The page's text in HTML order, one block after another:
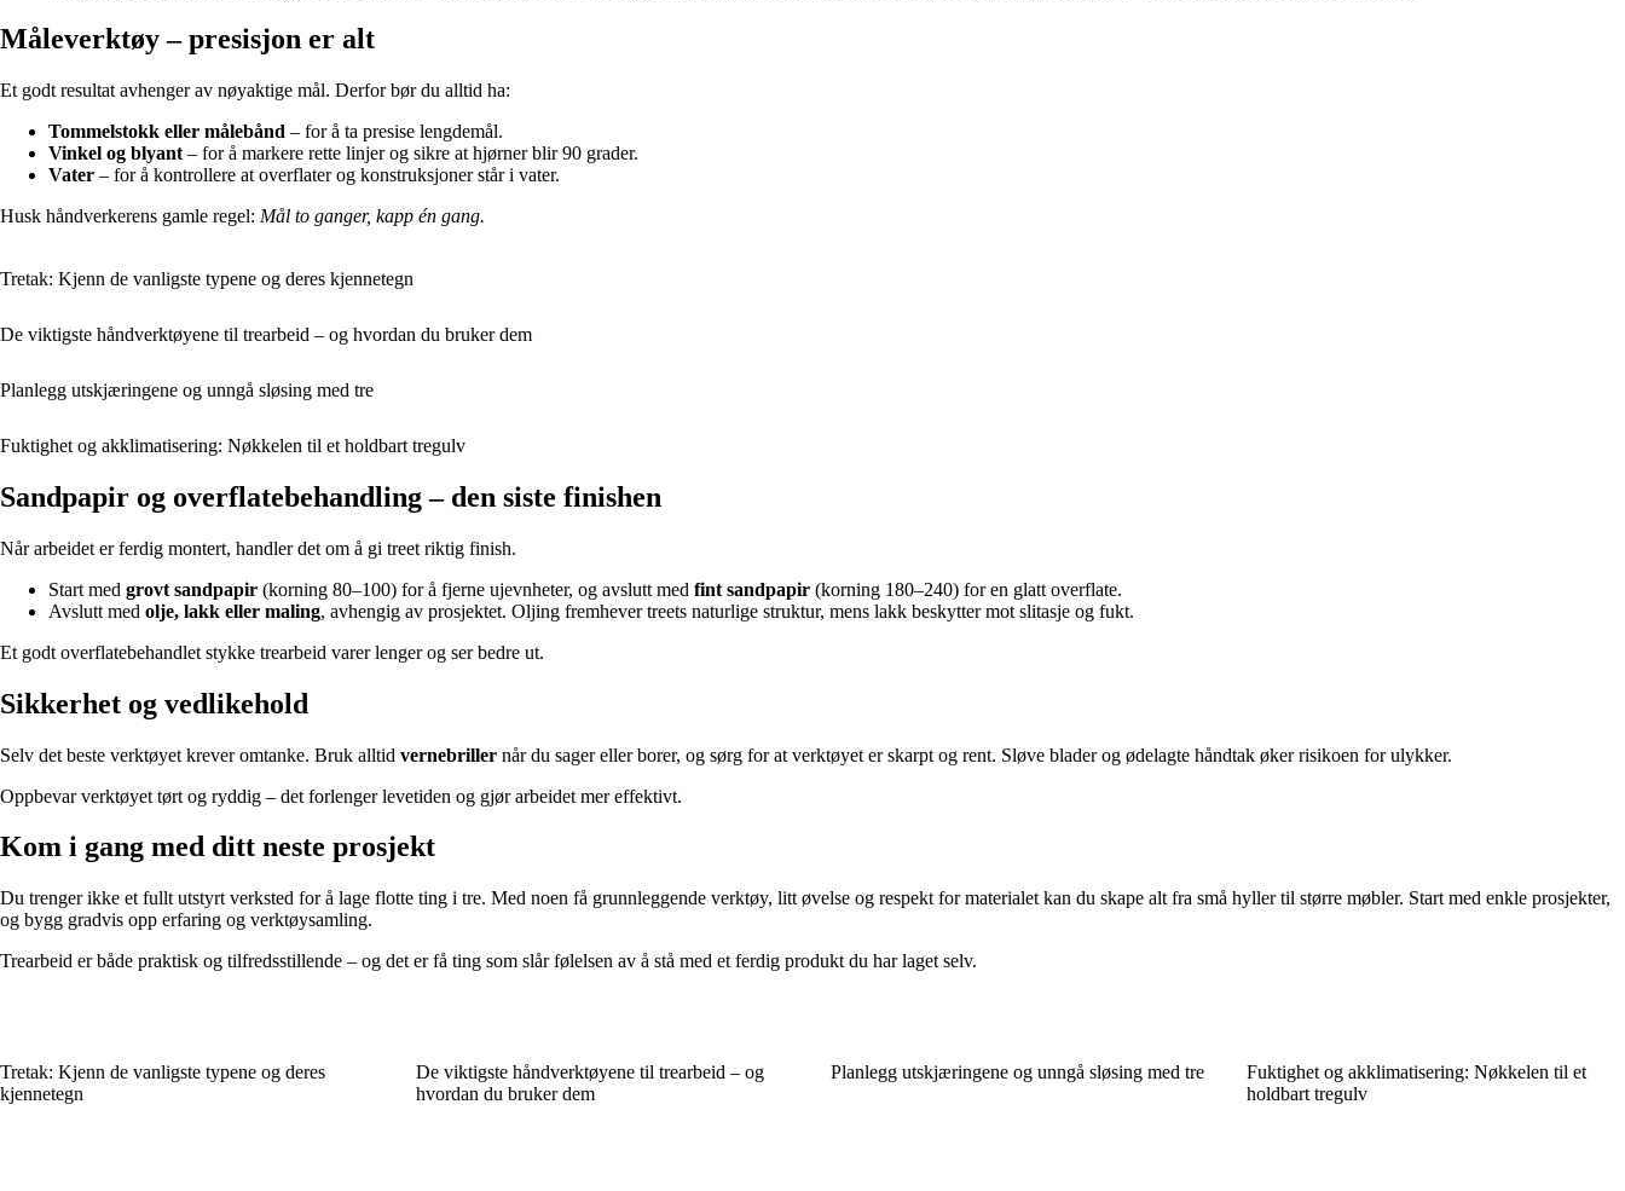
Måleverktøy – presisjon er alt
Et godt resultat avhenger av nøyaktige mål. Derfor bør du alltid ha:
Tommelstokk eller målebånd – for å ta presise lengdemål.
Vinkel og blyant – for å markere rette linjer og sikre at hjørner blir 90 grader.
Vater – for å kontrollere at overflater og konstruksjoner står i vater.
Husk håndverkerens gamle regel: Mål to ganger, kapp én gang.
Tretak: Kjenn de vanligste typene og deres kjennetegn
De viktigste håndverktøyene til trearbeid – og hvordan du bruker dem
Planlegg utskjæringene og unngå sløsing med tre
Fuktighet og akklimatisering: Nøkkelen til et holdbart tregulv
Sandpapir og overflatebehandling – den siste finishen
Når arbeidet er ferdig montert, handler det om å gi treet riktig finish.
Start med grovt sandpapir (korning 80–100) for å fjerne ujevnheter, og avslutt med fint sandpapir (korning 180–240) for en glatt overflate.
Avslutt med olje, lakk eller maling, avhengig av prosjektet. Oljing fremhever treets naturlige struktur, mens lakk beskytter mot slitasje og fukt.
Et godt overflatebehandlet stykke trearbeid varer lenger og ser bedre ut.
Sikkerhet og vedlikehold
Selv det beste verktøyet krever omtanke. Bruk alltid vernebriller når du sager eller borer, og sørg for at verktøyet er skarpt og rent. Sløve blader og ødelagte håndtak øker risikoen for ulykker.
Oppbevar verktøyet tørt og ryddig – det forlenger levetiden og gjør arbeidet mer effektivt.
Kom i gang med ditt neste prosjekt
Du trenger ikke et fullt utstyrt verksted for å lage flotte ting i tre. Med noen få grunnleggende verktøy, litt øvelse og respekt for materialet kan du skape alt fra små hyller til større møbler. Start med enkle prosjekter,
og bygg gradvis opp erfaring og verktøysamling.
Trearbeid er både praktisk og tilfredsstillende – og det er få ting som slår følelsen av å stå med et ferdig produkt du har laget selv.
Tretak: Kjenn de vanligste typene og deres
kjennetegn
De viktigste håndverktøyene til trearbeid – og
hvordan du bruker dem
Planlegg utskjæringene og unngå sløsing med tre
Fuktighet og akklimatisering: Nøkkelen til et
holdbart tregulv